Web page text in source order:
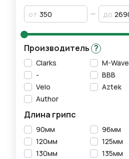
от до
Производитель ?
Clarks
M-Wave
-
BBB
Velo
Aztek
Author
Длина грипс
90мм
96мм
120мм
125мм
130мм
135мм